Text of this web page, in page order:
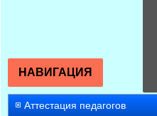
НАВИГАЦИЯ
Аттестация педагогов